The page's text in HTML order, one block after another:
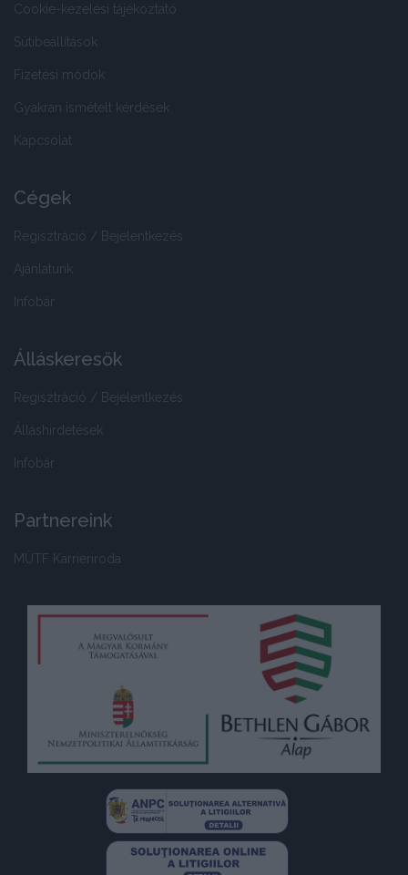
Cookie-kezelési tájékoztató
Sütibeállítások
Fizetési módok
Gyakran ismételt kérdések
Kapcsolat
Cégek
Regisztráció / Bejelentkezés
Ajánlatunk
Infobár
Álláskeresők
Regisztráció / Bejelentkezés
Álláshirdetések
Infobár
Partnereink
MÜTF Karrieriroda